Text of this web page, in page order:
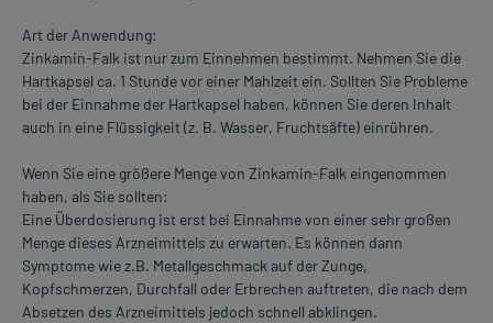
Art der Anwendung:
Zinkamin-Falk ist nur zum Einnehmen bestimmt. Nehmen Sie die
Hartkapsel ca. 1 Stunde vor einer Mahlzeit ein. Sollten Sie Probleme
bei der Einnahme der Hartkapsel haben, können Sie deren Inhalt
auch in eine Flüssigkeit (z. B. Wasser, Fruchtsäfte) einrühren.
Wenn Sie eine größere Menge von Zinkamin-Falk eingenommen
haben, als Sie sollten:
Eine Überdosierung ist erst bei Einnahme von einer sehr großen
Menge dieses Arzneimittels zu erwarten. Es können dann
Symptome wie z.B. Metallgeschmack auf der Zunge,
Kopfschmerzen, Durchfall oder Erbrechen auftreten, die nach dem
Absetzen des Arzneimittels jedoch schnell abklingen.